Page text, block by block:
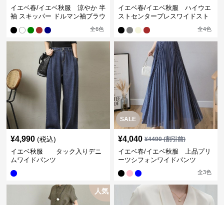
イエベ春/イエベ秋服 涼やか 半
袖 スキッパー ドルマン袖ブラウ
全6色
イエベ春/イエベ秋服 ハイウエ
ストセンタープレスワイドスト
全4色
¥4,990 (税込)
イエベ秋服 タック入りデニ
ムワイドパンツ
SALE
¥4,040 ¥4490(割引前)
イエベ春/イエベ秋服 上品プリ
ーツシフォンワイドパンツ
全3色
人気